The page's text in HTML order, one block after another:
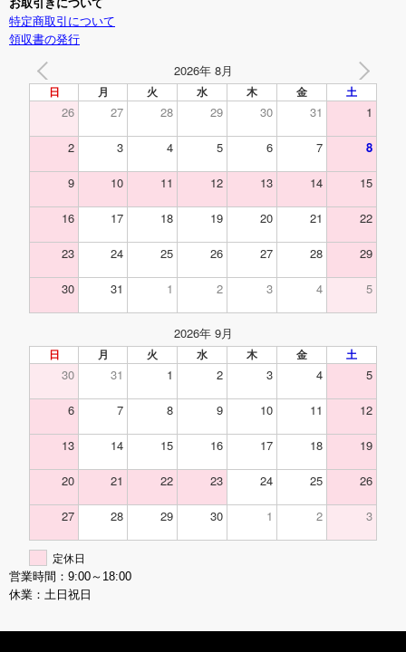
お取引きについて
特定商取引について
領収書の発行
2026年 8月
日 月 火 水 木 金 土
26 27 28 29 30 31 1
2 3 4 5 6 7 8
9 10 11 12 13 14 15
16 17 18 19 20 21 22
23 24 25 26 27 28 29
30 31 1 2 3 4 5
2026年 9月
日 月 火 水 木 金 土
30 31 1 2 3 4 5
6 7 8 9 10 11 12
13 14 15 16 17 18 19
20 21 22 23 24 25 26
27 28 29 30 1 2 3
定休日
営業時間：9:00～18:00
休業：土日祝日